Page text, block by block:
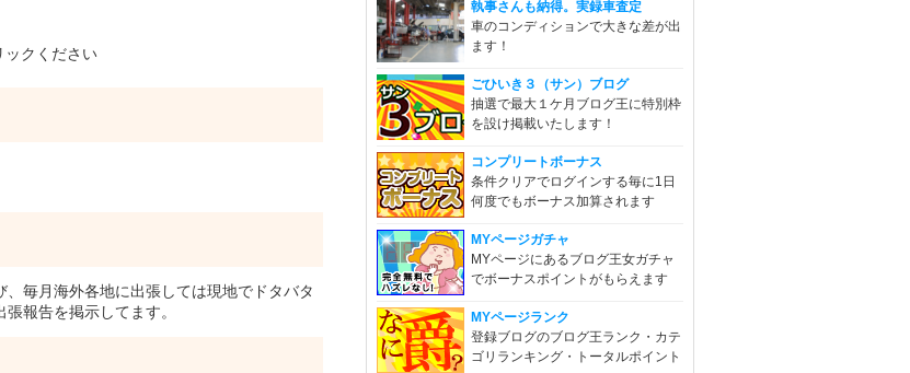
ックください
毎月海外各地に出張しては現地でドタバタ
報告を掲示してます。
執事さんも納得。実録車査定
車のコンディションで大きな差が出
ます！
ごひいき３（サン）ブログ
抽選で最大１ケ月ブログ王に特別枠
を設け掲載いたします！
コンプリートボーナス
条件クリアでログインする毎に1日
何度でもボーナス加算されます
MYページガチャ
MYページにあるブログ王女ガチャ
でボーナスポイントがもらえます
MYページランク
登録ブログのブログ王ランク・カテ
ゴリランキング・トータルポイント